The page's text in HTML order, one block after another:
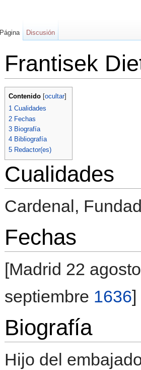
Frantisek
Contenido ocultar]
1 Cualidades
2 Fechas
3 Biografía
4 Bibliografía
5 Redactor(es)
Cualidades
Cardenal,
Fechas
[Madrid 22
septiembre 1636]
Biografía
Hijo del
Página Discusión